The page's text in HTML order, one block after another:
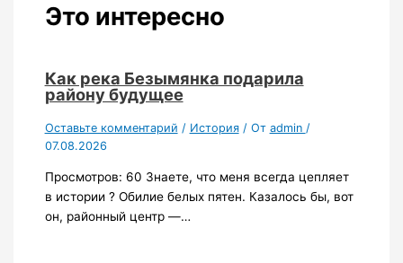
Это интересно
Как река Безымянка подарила
району будущее
Оставьте комментарий / История/ От admin /
07.08.2026
Просмотров: 60 Знаете, что меня всегда цепляет
в истории ? Обилие белых пятен. Казалось бы, вот
он, районный центр —…